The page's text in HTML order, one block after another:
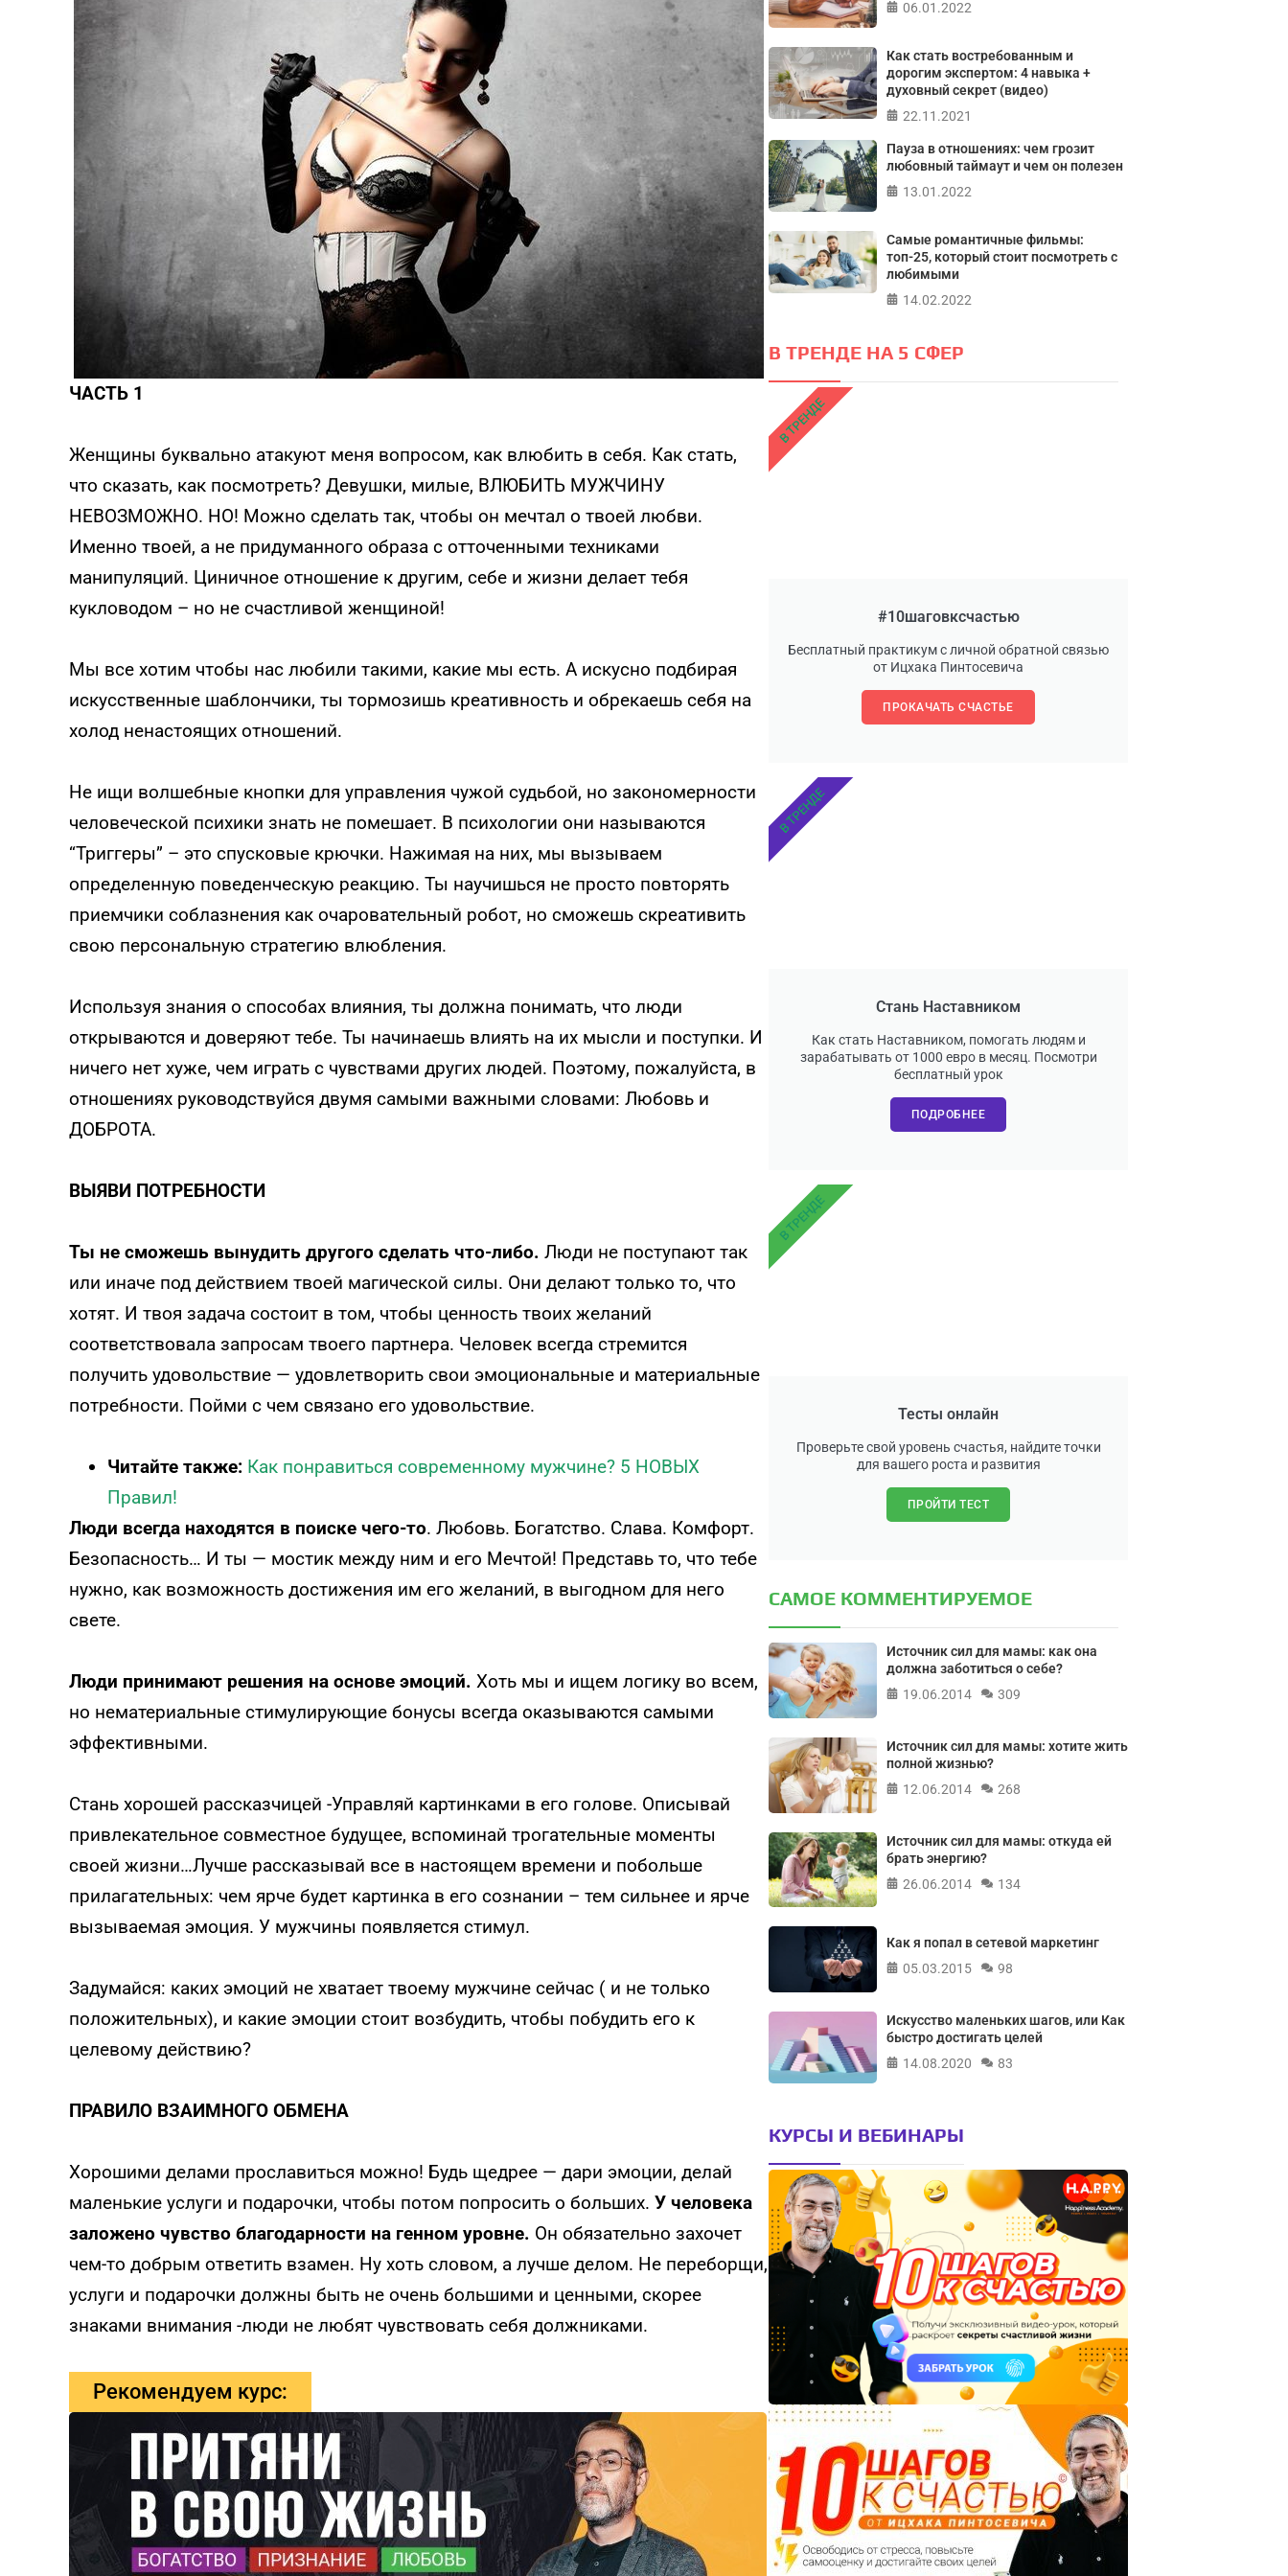
ЧАСТЬ 1
Женщины буквально атакуют меня вопросом, как влюбить в себя. Как стать,
что сказать, как посмотреть? Девушки, милые, ВЛЮБИТЬ МУЖЧИНУ
НЕВОЗМОЖНО. НО! Можно сделать так, чтобы он мечтал о твоей любви.
Именно твоей, а не придуманного образа с отточенными техниками
манипуляций. Циничное отношение к другим, себе и жизни делает тебя
кукловодом – но не счастливой женщиной!
Мы все хотим чтобы нас любили такими, какие мы есть. А искусно подбирая
искусственные шаблончики, ты тормозишь креативность и обрекаешь себя на
холод ненастоящих отношений.
Не ищи волшебные кнопки для управления чужой судьбой, но закономерности
человеческой психики знать не помешает. В психологии они называются
“Триггеры” – это спусковые крючки. Нажимая на них, мы вызываем
определенную поведенческую реакцию. Ты научишься не просто повторять
приемчики соблазнения как очаровательный робот, но сможешь скреативить
свою персональную стратегию влюбления.
Используя знания о способах влияния, ты должна понимать, что люди
открываются и доверяют тебе. Ты начинаешь влиять на их мысли и поступки. И
ничего нет хуже, чем играть с чувствами других людей. Поэтому, пожалуйста, в
отношениях руководствуйся двумя самыми важными словами: Любовь и
ДОБРОТА.
ВЫЯВИ ПОТРЕБНОСТИ
Ты не сможешь вынудить другого сделать что-либо. Люди не поступают так
или иначе под действием твоей магической силы. Они делают только то, что
хотят. И твоя задача состоит в том, чтобы ценность твоих желаний
соответствовала запросам твоего партнера. Человек всегда стремится
получить удовольствие — удовлетворить свои эмоциональные и материальные
потребности. Пойми с чем связано его удовольствие.
Читайте также: Как понравиться современному мужчине? 5 НОВЫХ
Правил!
Люди всегда находятся в поиске чего-то. Любовь. Богатство. Слава. Комфорт.
Безопасность… И ты — мостик между ним и его Мечтой! Представь то, что тебе
нужно, как возможность достижения им его желаний, в выгодном для него
свете.
Люди принимают решения на основе эмоций. Хоть мы и ищем логику во всем,
но нематериальные стимулирующие бонусы всегда оказываются самыми
эффективными.
Стань хорошей рассказчицей -Управляй картинками в его голове. Описывай
привлекательное совместное будущее, вспоминай трогательные моменты
своей жизни…Лучше рассказывай все в настоящем времени и побольше
прилагательных: чем ярче будет картинка в его сознании – тем сильнее и ярче
вызываемая эмоция. У мужчины появляется стимул.
Задумайся: каких эмоций не хватает твоему мужчине сейчас ( и не только
положительных), и какие эмоции стоит возбудить, чтобы побудить его к
целевому действию?
ПРАВИЛО ВЗАИМНОГО ОБМЕНА
Хорошими делами прославиться можно! Будь щедрее — дари эмоции, делай
маленькие услуги и подарочки, чтобы потом попросить о больших. У человека
заложено чувство благодарности на генном уровне. Он обязательно захочет
чем-то добрым ответить взамен. Ну хоть словом, а лучше делом. Не переборщи,
услуги и подарочки должны быть не очень большими и ценными, скорее
знаками внимания -люди не любят чувствовать себя должниками.
Рекомендуем курс:
06.01.2022
Как стать востребованным и
дорогим экспертом: 4 навыка +
духовный секрет (видео)
22.11.2021
Пауза в отношениях: чем грозит
любовный таймаут и чем он полезен
13.01.2022
Самые романтичные фильмы:
топ-25, который стоит посмотреть с
любимыми
14.02.2022
В ТРЕНДЕ НА 5 СФЕР
#10шаговксчастью
Бесплатный практикум с личной обратной связью
от Ицхака Пинтосевича
ПРОКАЧАТЬ СЧАСТЬЕ
В ТРЕНДЕ
Стань Наставником
Как стать Наставником, помогать людям и
зарабатывать от 1000 евро в месяц. Посмотри
бесплатный урок
ПОДРОБНЕЕ
В ТРЕНДЕ
Тесты онлайн
Проверьте свой уровень счастья, найдите точки
для вашего роста и развития
ПРОЙТИ ТЕСТ
В ТРЕНДЕ
САМОЕ КОММЕНТИРУЕМОЕ
Источник сил для мамы: как она
должна заботиться о себе?
19.06.2014
309
Источник сил для мамы: хотите жить
полной жизнью?
12.06.2014
268
Источник сил для мамы: откуда ей
брать энергию?
26.06.2014
134
Как я попал в сетевой маркетинг
05.03.2015
98
Искусство маленьких шагов, или Как
быстро достигать целей
14.08.2020
83
КУРСЫ И ВЕБИНАРЫ